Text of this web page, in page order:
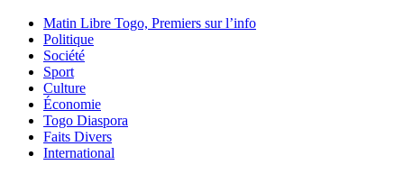
Matin Libre Togo, Premiers sur l’info
Politique
Société
Sport
Culture
Économie
Togo Diaspora
Faits Divers
International